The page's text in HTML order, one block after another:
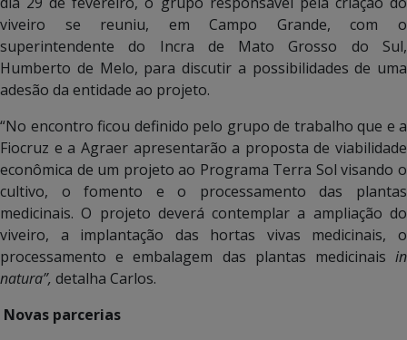
viveiro se reuniu, em Campo Grande, com o
superintendente do Incra de Mato Grosso do Sul,
Humberto de Melo, para discutir a possibilidades de uma
adesão da entidade ao projeto.
“No encontro ficou definido pelo grupo de trabalho que e a
Fiocruz e a Agraer apresentarão a proposta de viabilidade
econômica de um projeto ao Programa Terra Sol visando o
cultivo, o fomento e o processamento das plantas
medicinais. O projeto deverá contemplar a ampliação do
viveiro, a implantação das hortas vivas medicinais, o
processamento e embalagem das plantas medicinais in
natura”, detalha Carlos.
Novas parcerias